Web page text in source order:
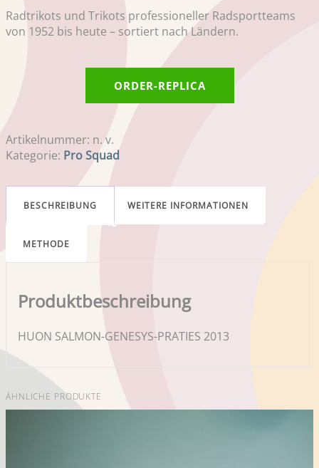
Radtrikots und Trikots professioneller Radsportteams
von 1952 bis heute – sortiert nach Ländern.
ORDER-REPLICA
Artikelnummer: n. v.
Kategorie: Pro Squad
BESCHREIBUNG WEITERE INFORMATIONEN
METHODE
Produktbeschreibung
HUON SALMON-GENESYS-PRATIES 2013
ÄHNLICHE PRODUKTE